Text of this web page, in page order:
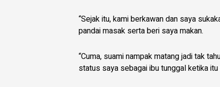
“Sejak itu, kami berkawan dan saya
pandai masak serta beri saya makan.
“Cuma, suami nampak matang jadi tak
status saya sebagai ibu tunggal ketika itu